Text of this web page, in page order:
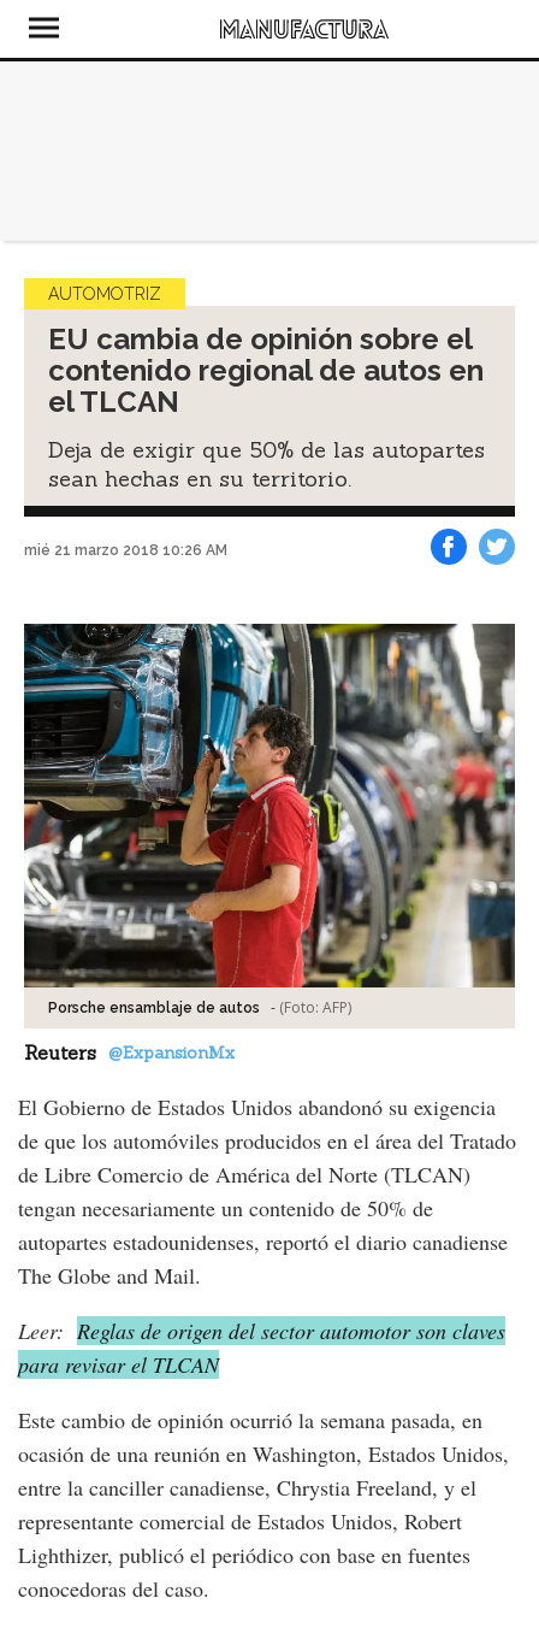
AUTOMOTRIZ
EU cambia de opinión sobre el
contenido regional de autos en
el TLCAN
Deja de exigir que 50% de las autopartes
sean hechas en su territorio.
mié 21 marzo 2018 10:26 AM
Porsche ensamblaje de autos - (Foto: AFP)
Reuters @ExpansionMx
El Gobierno de Estados Unidos abandonó su exigencia
de que los automóviles producidos en el área del Tratado
de Libre Comercio de América del Norte (TLCAN)
tengan necesariamente un contenido de 50% de
autopartes estadounidenses, reportó el diario canadiense
The Globe and Mail.
Leer: Reglas de origen del sector automotor son claves
para revisar el TLCAN
Este cambio de opinión ocurrió la semana pasada, en
ocasión de una reunión en Washington, Estados Unidos,
entre la canciller canadiense, Chrystia Freeland, y el
representante comercial de Estados Unidos, Robert
Lighthizer, publicó el periódico con base en fuentes
conocedoras del caso.